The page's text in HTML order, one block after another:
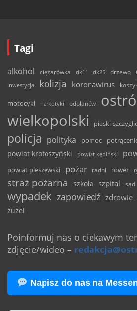
Tagi
alkohol ciężarówka dk11 dk25 drzewo
inwestycja
kolizja koronawirus
motocykl narkotyki odolanów
wielkopolski
piaski-
policja polityka pomoc
powiat krotoszyński powiat kępiński
powiat pleszewski pożar radni rower
straż pożarna szkoła szpital sąd
wypadek zapowiedź zdrowie
żużel
Poinformuj nas o ciekawym
zdjęcie/wideo –
Napisz do nas na